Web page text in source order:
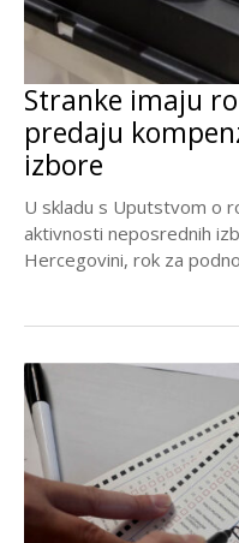
Stranke imaju
predaju
izbore
U skladu s Uputstvom o
aktivnosti neposrednih
Hercegovini, rok za